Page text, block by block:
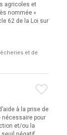
agricoles et
nommée «
62 de la Loi sur
et de
à la prise de
nécessaire pour
et/ou la